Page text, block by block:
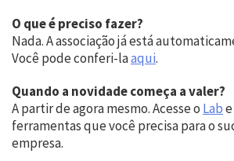
O que é preciso fazer?
Nada. A associação já está
Você pode conferi-laaqui.
Quando a novidade começa a valer?
A partir de agora mesmo. Acesse o Lab
ferramentas que você precisa para o
empresa.